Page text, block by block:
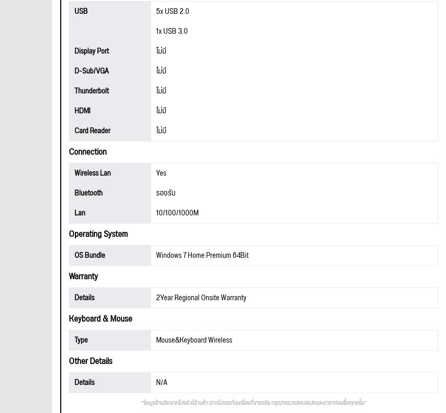
USB
5x USB 2.0
1x USB 3.0
Display Port
ไม่มี
D-Sub/VGA
ไม่มี
Thunderbolt
ไม่มี
HDMI
ไม่มี
Card Reader
ไม่มี
Connection
Wireless Lan
Yes
Bluetooth
รองรับ
Lan
10/100/1000M
Operating System
OS Bundle Windows 7 Home Premium 64Bit
Warranty
Details 2Year Regional Onsite Warranty
Keyboard & Mouse
Type Mouse&Keyboard Wireless
Other Details
Details N/A
*ข้อมูลอ้างอิงจากโปรชัวร์ร้านค้า อาจไม่ตรงกับเครื่องที่ขายจริง กรุณาตรวจสอบสเปคและราคาก่อนซื้อทุกครั้ง*